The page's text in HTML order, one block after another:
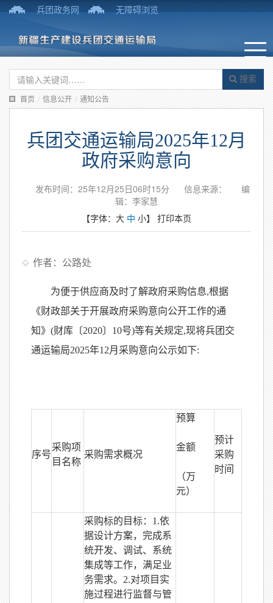
兵团政务网 无障碍浏览
搜索
首页 / 信息公开 / 通知公告
兵团交通运输局2025年12月
政府采购意向
发布时间：25年12月25日06时15分 信息来源：
编
辑：李家慧
【字体： 大 中 小】 打印本页
作者：公路处
为便于供应商及时了解政府采购信息,根据
《财政部关于开展政府采购意向公开工作的通
知》(财库〔2020〕10号)等有关规定,现将兵团交
通运输局2025年12月采购意向公示如下:
序号
采购项
目名称
采购需求概况
预算
金额
（万
元）
预计
采购
时间
采购标的目标：1.依
据设计方案，完成系
统开发、调试、系统
集成等工作，满足业
务需求。2.对项目实
施过程进行监督与管